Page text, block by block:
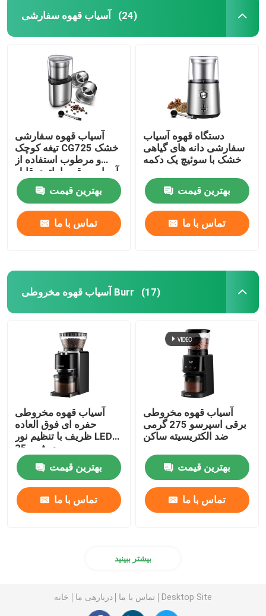
آسیاب قهوه سفارشی (24)
آسیاب قهوه سفارشی
تیغه کوچک CG725 خشک
و مرطوب استفاده از
آسیاب برقی با باتری قابل
جابجایی
بهترین قیمت
تماس با ما
دستگاه قهوه آسیاب
سفارشی دانه های گیاهی
خشک با سوئیچ یک دکمه
بهترین قیمت
تماس با ما
آسیاب قهوه مخروطی Burr (17)
آسیاب قهوه مخروطی
حفره ای فوق العاده
ظریف با تنظیم نور LED
درشت 35
بهترین قیمت
تماس با ما
آسیاب قهوه مخروطی
برقی اسپرسو 275 گرمی
ضد الکتریسیته ساکن
بهترین قیمت
تماس با ما
بیشتر ببینید
خانه دربارهی ما تماس با ما Desktop Site